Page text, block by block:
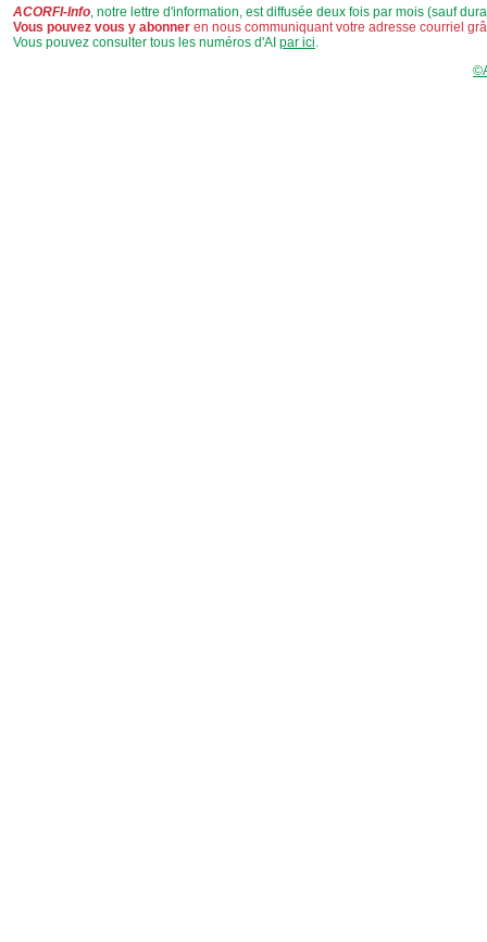
ACORFI-Info, notre lettre d'information, est diffusée deux fois par mois (sauf
Vous pouvez vous y abonner en nous communiquant votre adresse courriel
Vous pouvez consulter tous les numéros d'AI par ici.